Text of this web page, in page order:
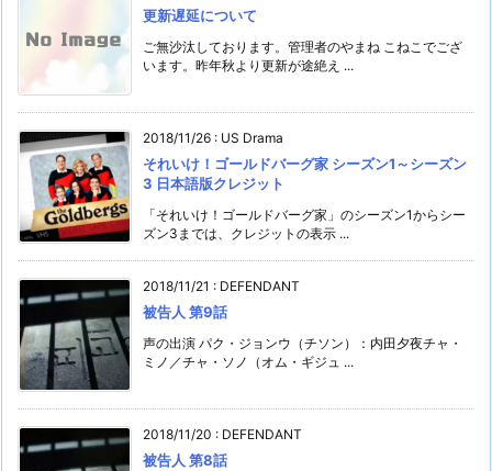
更新遅延について
ご無沙汰しております。管理者のやまね こねこでござ
います。昨年秋より更新が途絶え ...
2018/11/26 : US Drama
それいけ！ゴールドバーグ家 シーズン1～シーズン
3 日本語版クレジット
「それいけ！ゴールドバーグ家」のシーズン1からシー
ズン3までは、クレジットの表示 ...
2018/11/21 : DEFENDANT
被告人 第9話
声の出演 パク・ジョンウ（チソン）：内田夕夜チャ・
ミノ／チャ・ソノ（オム・ギジュ ...
2018/11/20 : DEFENDANT
被告人 第8話